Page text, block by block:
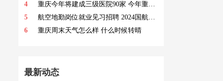
4
重庆今年将建成三级医院90家 今年重庆将强力推进4个国家区域医疗中心建设
5
航空地勤岗位就业见习招聘 2024国航股份重庆分公司招聘
6
重庆周末天气怎么样 什么时候转晴
最新动态